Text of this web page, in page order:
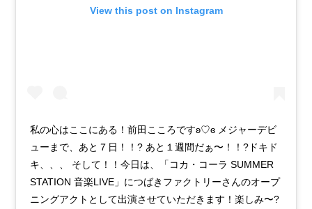
View this post on Instagram
私の心はここにある！前田こころですʚ♡ɞ メジャーデビ
ューまで、あと７日！！? あと１週間だぁ〜！！?ドキド
キ、、、 そして！！今日は、「コカ・コーラ SUMMER
STATION 音楽LIVE」につばきファクトリーさんのオープ
ニングアクトとして出演させていただきます！楽しみ〜?